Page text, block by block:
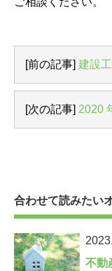
[前の記事] 建設
[次の記事] 2020
合わせて読みたい
不動